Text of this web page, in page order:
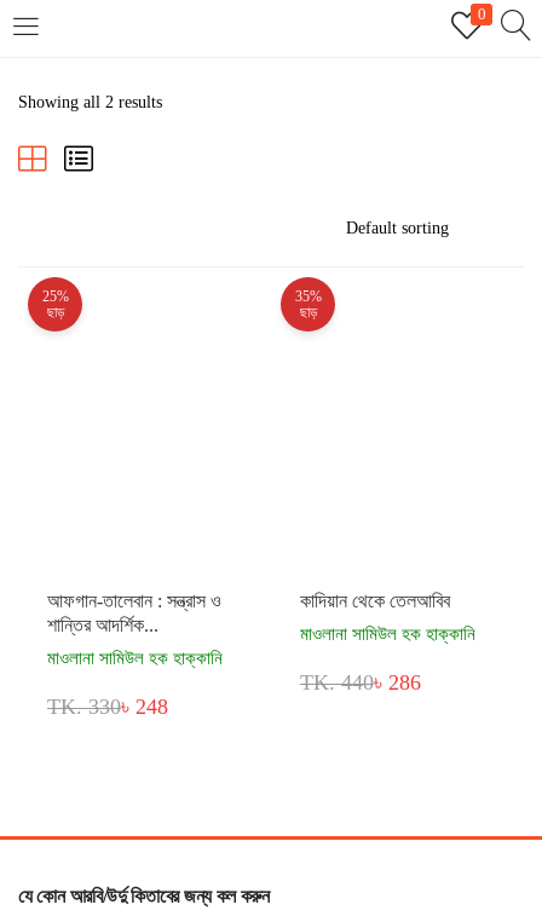
0
REGISTER
Showing all 2 results
25%
ছাড়
আফগান-তালেবান : সন্ত্রাস ও
শান্তির আদর্শিক...
মাওলানা সামিউল হক হাক্কানি
TK. 330৳ 248
35%
ছাড়
কাদিয়ান থেকে তেলআবিব
মাওলানা সামিউল হক হাক্কানি
TK. 440৳ 286
যে কোন আরবি/উর্দু কিতাবের জন্য কল করুন